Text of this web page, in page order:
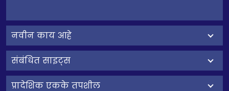
नवीन काय आहे
संबंधित साइट्स
प्रादेशिक एकके तपशील